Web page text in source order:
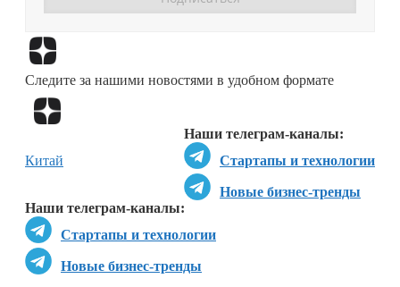
Следите за нашими новостями в удобном формате
Наши телеграм-каналы:
Стартапы и технологии
Новые бизнес-тренды
Наши телеграм-каналы:
Стартапы и технологии
Новые бизнес-тренды
Китай